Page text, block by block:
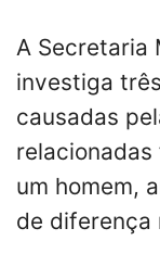
A Secretaria
investiga
causadas
um homem,
de diferença